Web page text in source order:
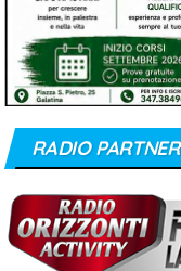
RADIO PARTNER